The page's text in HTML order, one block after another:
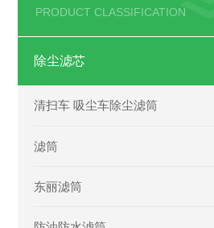
PRODUCT CLASSIFICATION
除尘滤芯
清扫车 吸尘车除尘滤筒
滤筒
东丽滤筒